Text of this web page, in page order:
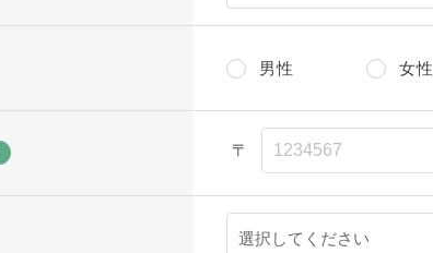
男性 女性
〒